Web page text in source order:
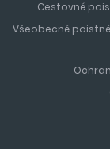
Cestovné
Všeobecné